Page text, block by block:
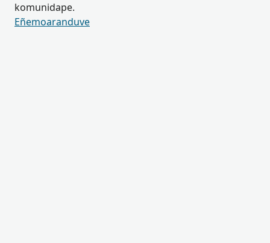
komunidape.
Eñemoaranduve